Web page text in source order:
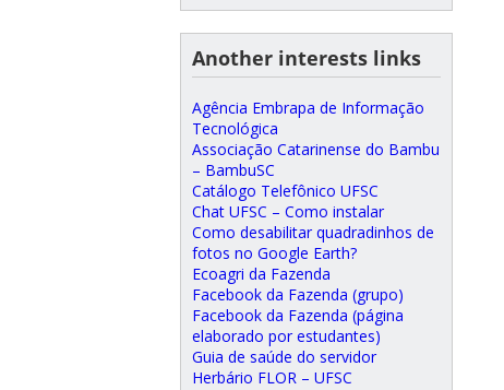
Another interests links
Agência Embrapa de Informação
Tecnológica
Associação Catarinense do Bambu
– BambuSC
Catálogo Telefônico UFSC
Chat UFSC – Como instalar
Como desabilitar quadradinhos de
fotos no Google Earth?
Ecoagri da Fazenda
Facebook da Fazenda (grupo)
Facebook da Fazenda (página
elaborado por estudantes)
Guia de saúde do servidor
Herbário FLOR – UFSC